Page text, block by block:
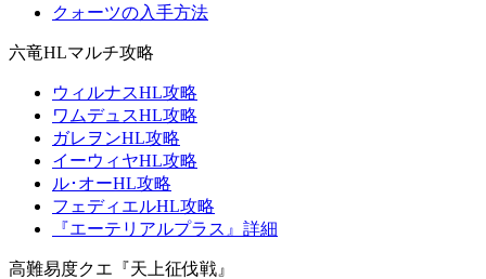
クォーツの入手方法
六竜HLマルチ攻略
ウィルナスHL攻略
ワムデュスHL攻略
ガレヲンHL攻略
イーウィヤHL攻略
ル･オーHL攻略
フェディエルHL攻略
『エーテリアルプラス』詳細
高難易度クエ『天上征伐戦』